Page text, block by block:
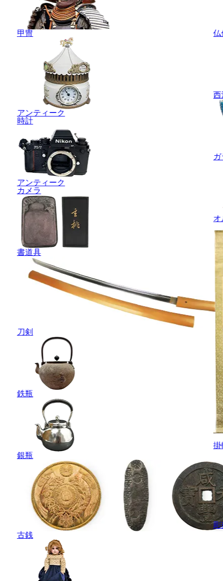
甲冑
アンティーク
時計
アンティーク
カメラ
書道具
刀剣
鉄瓶
銀瓶
古銭
仏
西
オ
掛
彫